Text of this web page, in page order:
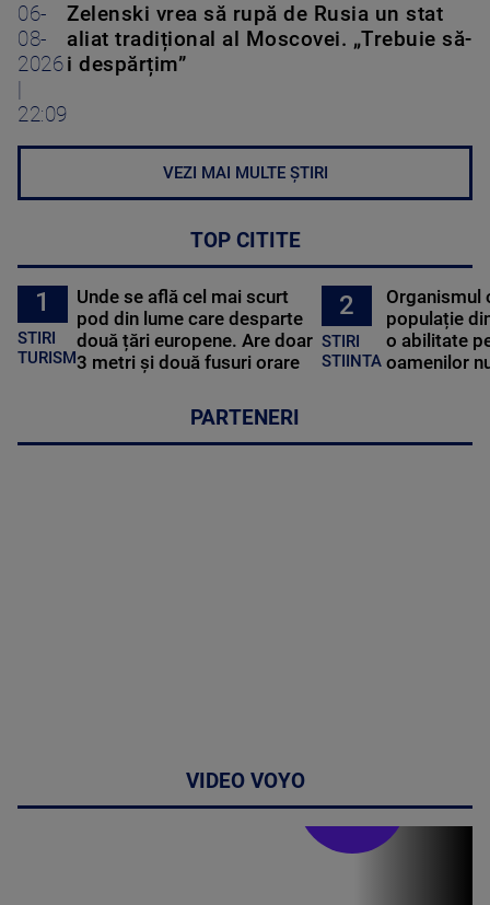
06-
08-
2026
|
22:09
Zelenski vrea să rupă de Rusia un stat
aliat tradițional al Moscovei. „Trebuie să-
i despărțim”
VEZI MAI MULTE ȘTIRI
TOP CITITE
1
STIRI
TURISM
Unde se află cel mai scurt
pod din lume care desparte
două țări europene. Are doar
3 metri și două fusuri orare
2
STIRI
STIINTA
Organismul
populație
o abilitate
oamenilor
PARTENERI
VIDEO VOYO